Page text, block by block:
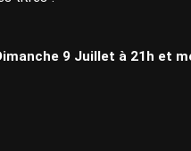
9 Juillet à 21h et